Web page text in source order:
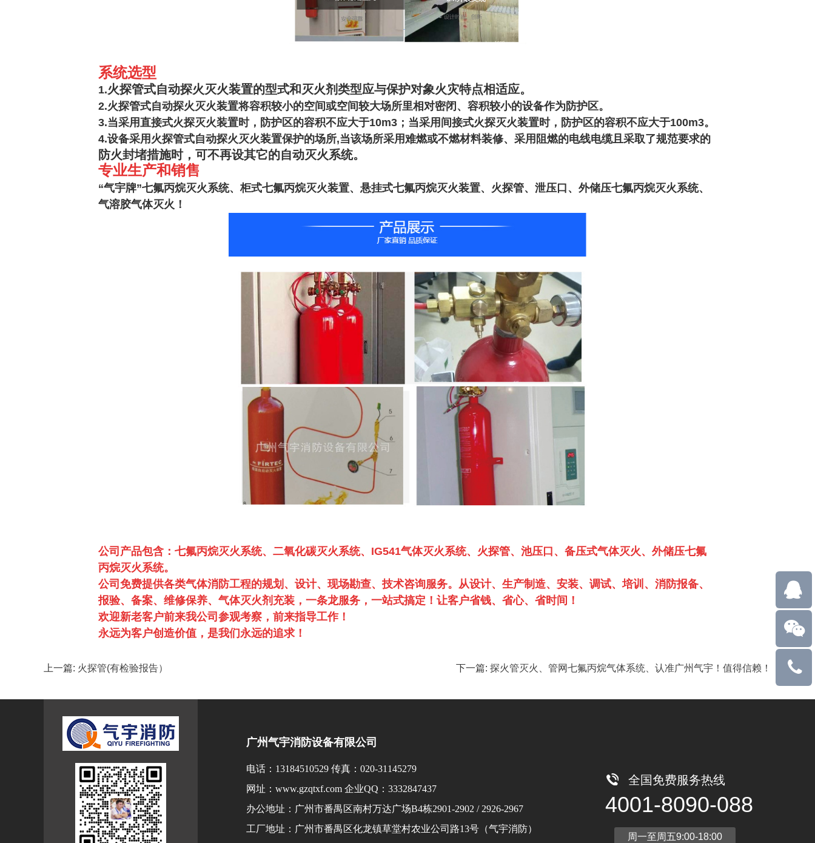
系统选型
1.火探管式自动探火灭火装置的型式和灭火剂类型应与保护对象火灾特点相适应。
2.火探管式自动探火灭火装置将容积较小的空间或空间较大场所里相对密闭、容积较小的设备作为防护区。
3.当采用直接式火探灭火装置时，防护区的容积不应大于10m3；当采用间接式火探灭火装置时，防护区的容积不应大于100m3。
4.设备采用火探管式自动探火灭火装置保护的场所,当该场所采用难燃或不燃材料装修、采用阻燃的电线电缆且采取了规范要求的
防火封堵措施时，可不再设其它的自动灭火系统。
专业生产和销售
“气宇牌”七氟丙烷灭火系统、柜式七氟丙烷灭火装置、悬挂式七氟丙烷灭火装置、火探管、泄压口、外储压七氟丙烷灭火系统、
气溶胶气体灭火！
公司产品包含：七氟丙烷灭火系统、二氧化碳灭火系统、IG541气体灭火系统、火探管、池压口、备压式气体灭火、外储压七氟
丙烷灭火系统。
公司免费提供各类气体消防工程的规划、设计、现场勘查、技术咨询服务。从设计、生产制造、安装、调试、培训、消防报备、
报验、备案、维修保养、气体灭火剂充装，一条龙服务，一站式搞定！让客户省钱、省心、省时间！
欢迎新老客户前来我公司参观考察，前来指导工作！
永远为客户创造价值，是我们永远的追求！
上一篇: 火探管(有检验报告） 下一篇: 探火管灭火、管网七氟丙烷气体系统、认准广州气宇！值得信赖！
广州气宇消防设备有限公司
电话：13184510529 传真：020-31145279
网址：www.gzqtxf.com 企业QQ：3332847437
办公地址：广州市番禺区南村万达广场B4栋2901-2902 / 2926-2967
工厂地址：广州市番禺区化龙镇草堂村农业公司路13号（气宇消防）
全国免费服务热线
4001-8090-088
周一至周五9:00-18:00